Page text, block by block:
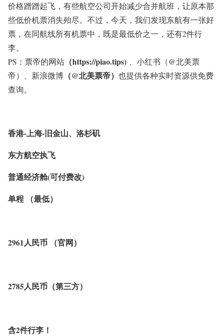
价格蹭蹭起飞，有些航空公司开始减少合并航班，让原本那
些低价机票消失殆尽。不过，今天，我们发现东航有一张好
票，在同航线所有机票中，既是最低价之一，还有2件行
李。
PS：票帝的网站 （https://piao.tips) 、小红书（@北美票
帝）、新浪微博 （@北美票帝） 也提供各种实时资源供免费
查询。
香港-上海-旧金山、洛杉矶
东方航空执飞
普通经济舱(可付费改)
单程 （最低）
2961人民币 （官网）
2785人民币（第三方）
含2件行李！